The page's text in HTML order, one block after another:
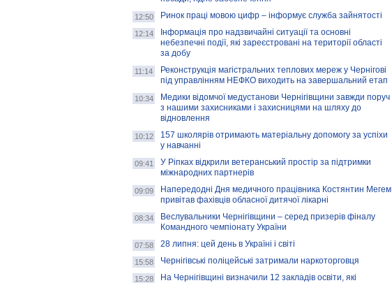
12:50 Ринок праці мовою цифр – інформує служба зайнятості
12:14
Інформація про надзвичайні ситуації та основні
небезпечні події, які зареєстровані на території області
за добу
11:14
Реконструкція магістральних теплових мереж у Чернігові
під управлінням НЕФКО виходить на завершальний етап
10:34
Медики відомчої медустанови Чернігівщини завжди поруч
з нашими захисниками і захисницями на шляху до
відновлення
10:12
157 школярів отримають матеріальну допомогу за успіхи
у навчанні
09:41
У Ріпках відкрили ветеранський простір за підтримки
міжнародних партнерів
09:09
Напередодні Дня медичного працівника Костянтин Мегем
привітав фахівців обласної дитячої лікарні
08:34
Веслувальники Чернігівщини – серед призерів фіналу
Командного чемпіонату України
07:58 28 липня: цей день в Україні і світі
15:58 Чернігівські поліцейські затримали наркоторговця
15:28
На Чернігівщині визначили 12 закладів освіти, які